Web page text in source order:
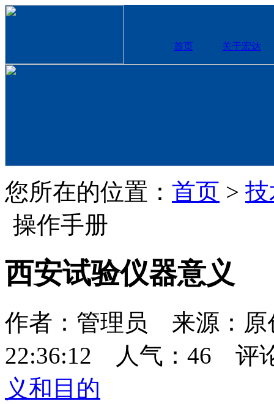
首页 关于宏达
您所在的位置： 首页 >
操作手册
西安试验仪器意义
作者：管理员 来源：
22:36:12 人气： 46 评
义和目的